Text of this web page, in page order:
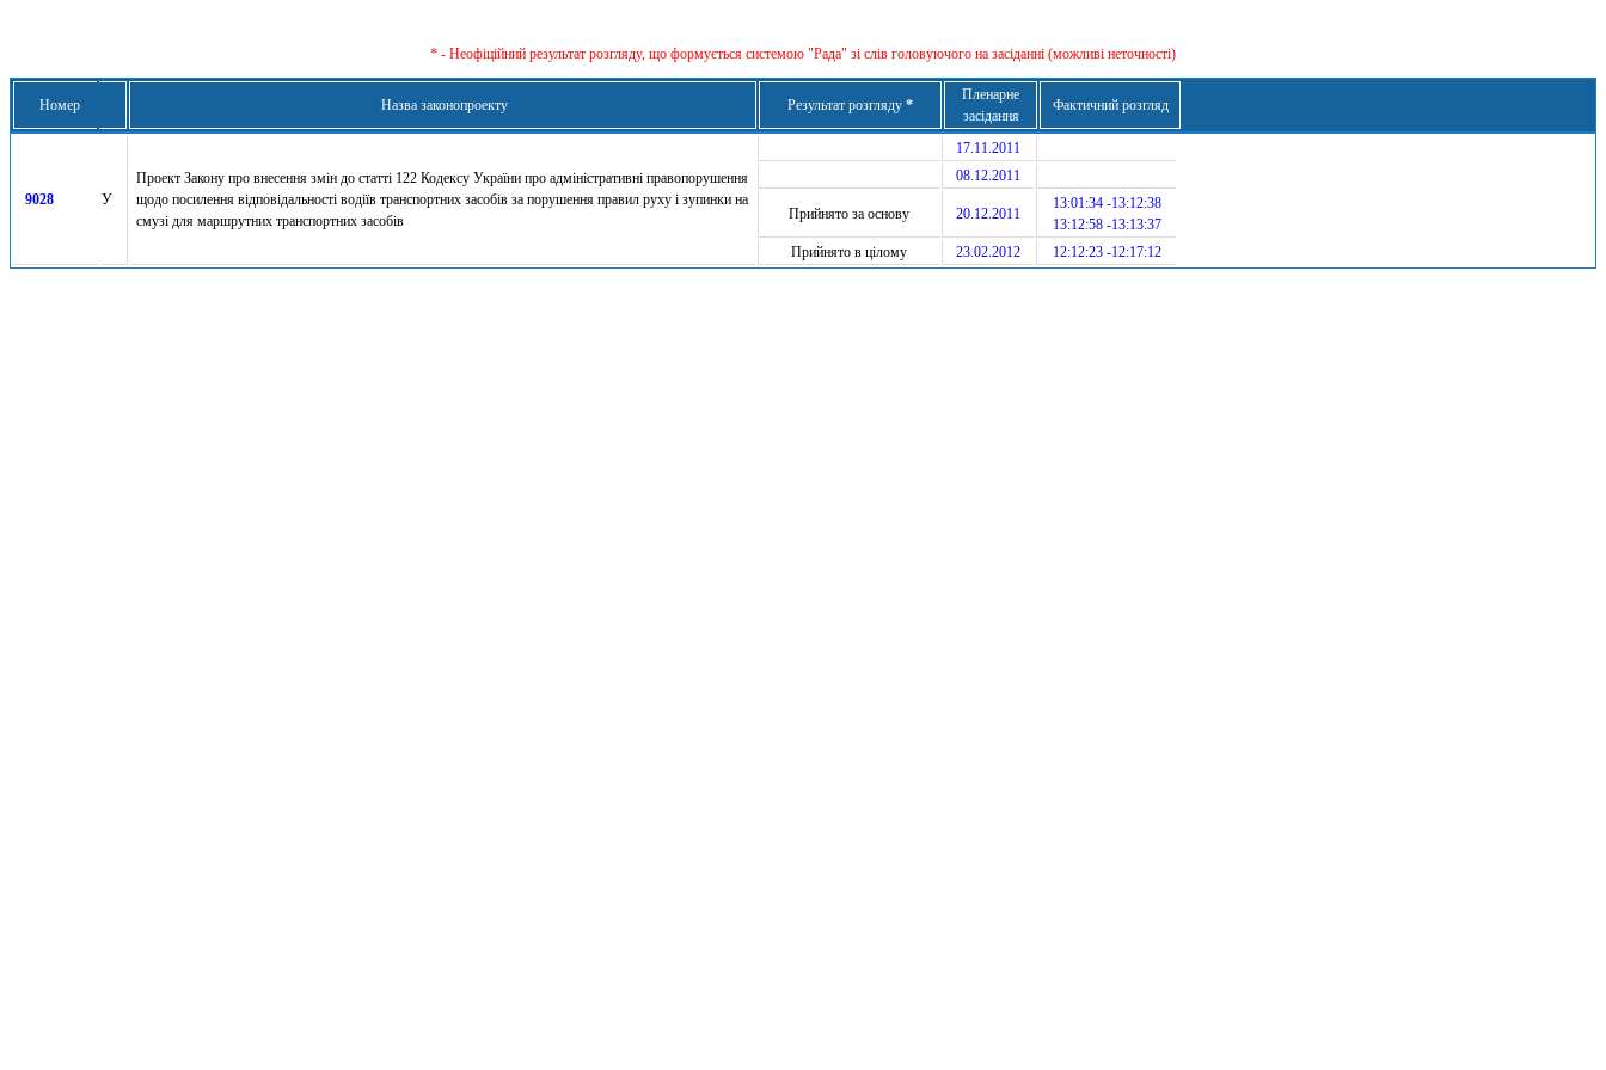
* - Неофіційний результат розгляду, що формується сиcтемою "Рада" зі слів головуючого на засіданні (можливі неточності)
Номер Назва законопроекту Результат розгляду *
Пленарне
засідання
Фактичний розгляд
9028 У
Проект Закону про внесення змін до статті 122 Кодексу України про адміністративні правопорушення
щодо посилення відповідальності водіїв транспортних засобів за порушення правил руху і зупинки на
смузі для маршрутних транспортних засобів
17.11.2011
08.12.2011
Прийнято за основу 20.12.2011
13:01:34 -13:12:38
13:12:58 -13:13:37
Прийнято в цілому
23.02.2012 12:12:23 -12:17:12